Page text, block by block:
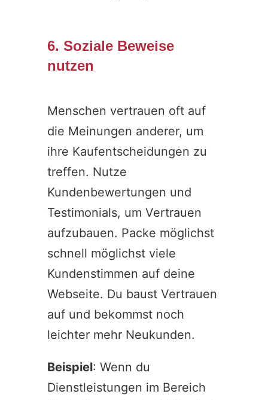
6. Soziale Beweise
nutzen
Menschen vertrauen oft auf
die Meinungen anderer, um
ihre Kaufentscheidungen zu
treffen. Nutze
Kundenbewertungen und
Testimonials, um Vertrauen
aufzubauen. Packe möglichst
schnell möglichst viele
Kundenstimmen auf deine
Webseite. Du baust Vertrauen
auf und bekommst noch
leichter mehr Neukunden.
Beispiel: Wenn du
Dienstleistungen im Bereich